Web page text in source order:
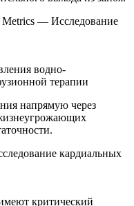
Metrics — Исследование
водно-
терапии
напрямую через
кардиальных
критический